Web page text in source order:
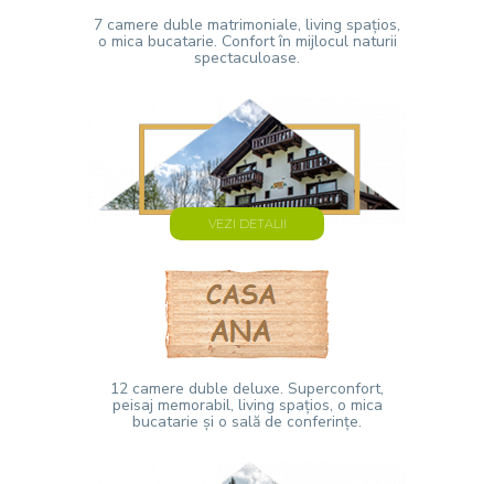
7 camere duble matrimoniale, living spațios,
o mica bucatarie. Confort în mijlocul naturii
spectaculoase.
VEZI DETALII
12 camere duble deluxe. Superconfort,
peisaj memorabil, living spațios, o mica
bucatarie și o sală de conferințe.